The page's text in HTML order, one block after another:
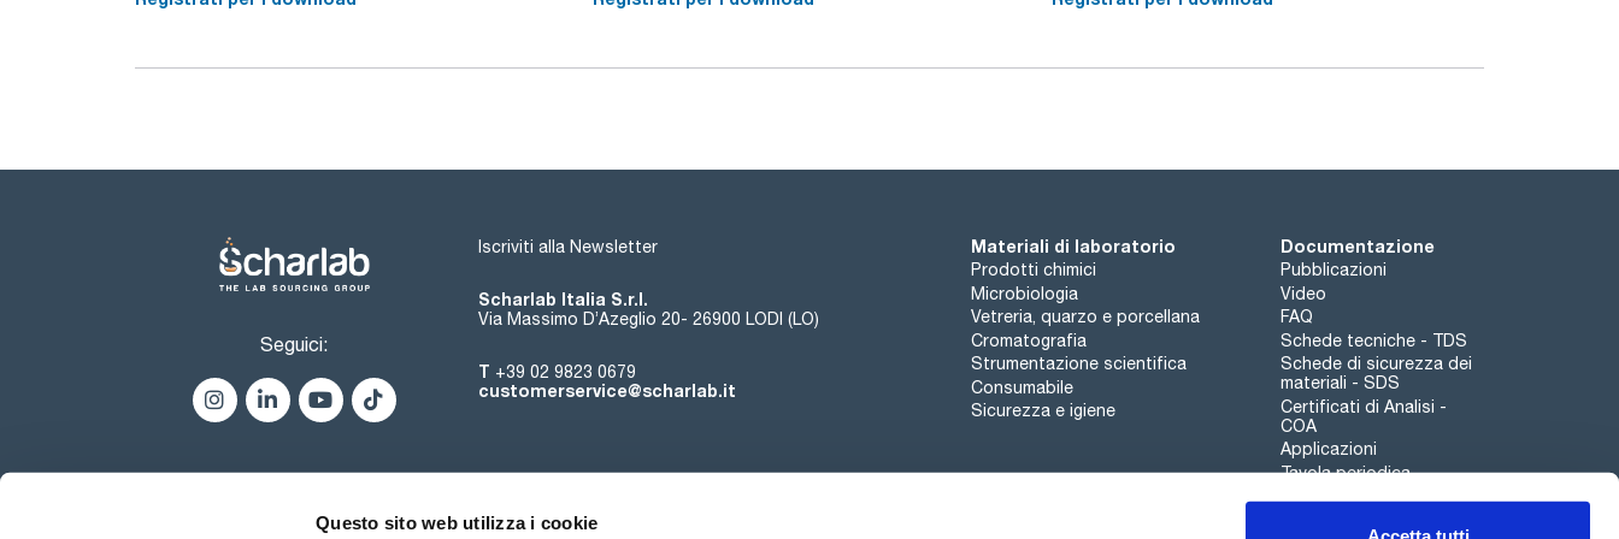
Questo sito web utilizza i cookie
GHS: Global Harmonized System. Questo prodotto contiene sostanze pericolose che devono essere indicate
Seguici:
Iscriviti alla Newsletter
Scharlab Italia S.r.l.
Via Massimo D’Azeglio 20- 26900 LODI (LO)
T +39 02 9823 0679
customerservice@scharlab.it
Materiali di laboratorio
Prodotti chimici
Microbiologia
Vetreria, quarzo e porcellana
Cromatografia
Strumentazione scientifica
Consumabile
Sicurezza e igiene
Documentazione
Pubblicazioni
Video
FAQ
Schede tecniche - TDS
Schede di sicurezza dei
materiali - SDS
Certificati di Analisi -
COA
Applicazioni
Tavola periodica